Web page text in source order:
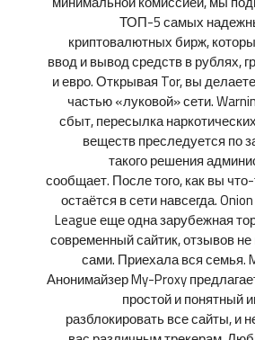
ТОП-5 самых
криптовалютных бирж,
ввод и вывод средств в рублях,
и евро. Открывая Tor, вы
частью «луковой» сети.
сбыт, пересылка
веществ преследуется по
такого решения
сообщает. После того, как вы
остаётся в сети навсегда.
League еще одна зарубежная
современный сайтик, отзывов
сами. Приехала вся семья.
Анонимайзер My-Proxy
простой и понятный
разблокировать все сайты, и